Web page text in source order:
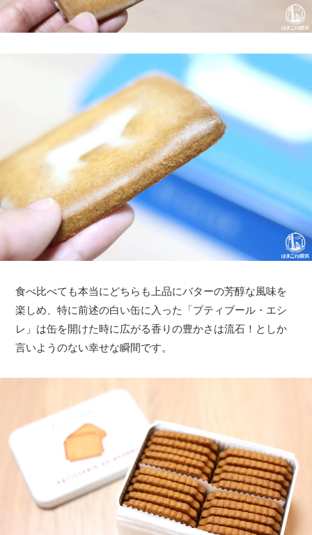
食べ比べても本当にどちらも上品にバターの芳醇な風味を
楽しめ、特に前述の白い缶に入った「プティブール・エシ
レ」は缶を開けた時に広がる香りの豊かさは流石！としか
言いようのない幸せな瞬間です。